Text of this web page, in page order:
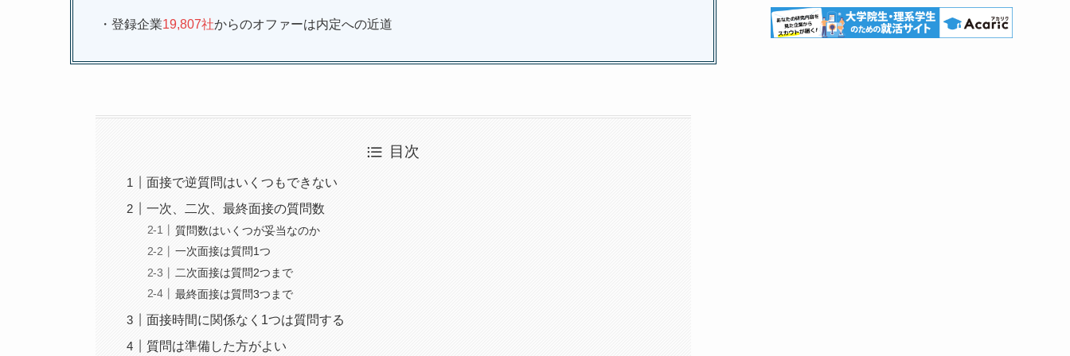
・登録企業19,807社からのオファーは内定への近道
目次
面接で逆質問はいくつもできない
一次、二次、最終面接の質問数
質問数はいくつが妥当なのか
一次面接は質問1つ
二次面接は質問2つまで
最終面接は質問3つまで
面接時間に関係なく1つは質問する
質問は準備した方がよい